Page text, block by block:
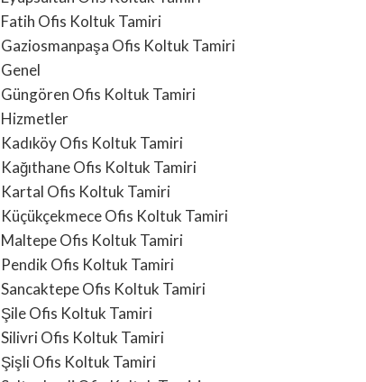
Fatih Ofis Koltuk Tamiri
Gaziosmanpaşa Ofis Koltuk Tamiri
Genel
Güngören Ofis Koltuk Tamiri
Hizmetler
Kadıköy Ofis Koltuk Tamiri
Kağıthane Ofis Koltuk Tamiri
Kartal Ofis Koltuk Tamiri
Küçükçekmece Ofis Koltuk Tamiri
Maltepe Ofis Koltuk Tamiri
Pendik Ofis Koltuk Tamiri
Sancaktepe Ofis Koltuk Tamiri
Şile Ofis Koltuk Tamiri
Silivri Ofis Koltuk Tamiri
Şişli Ofis Koltuk Tamiri